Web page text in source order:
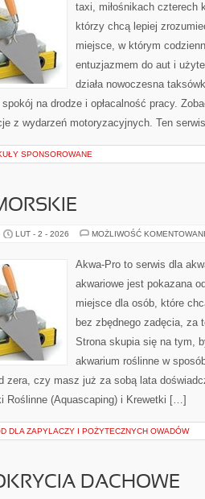
taxi, miłośnikach czterech
którzy chcą lepiej
miejsce, w którym
entuzjazmem do aut i
działa nowoczesna
na drodze i opłacalność pracy.
z wydarzeń motoryzacyjnych. Ten
SPONSOROWANE
LUT - 2 - 2026 MOŻLIWOŚĆ
Akwa-Pro to serwis dla
akwariowe jest pokazana
miejsce dla osób, które
bez zbędnego zadęcia, za
Strona skupia się na tym,
akwarium roślinne w
zera, czy masz już za sobą lata
Roślinne (Aquascaping) i Krewetki […]
DLA ZAPYLACZY I POŻYTECZNYCH OWADÓW
DACHOWE